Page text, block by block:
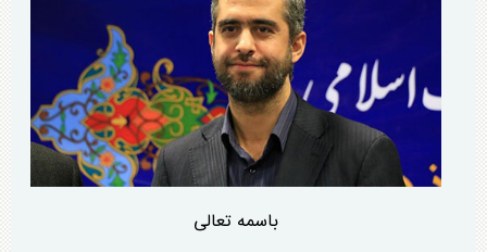
باسمه تعالی